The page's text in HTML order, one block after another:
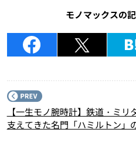
モノマックスの
【一生モノ腕時計】鉄道・ミ
支えてきた名門「ハミルトン」